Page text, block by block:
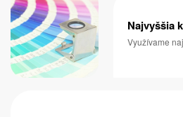
Najvyššia
Využívame